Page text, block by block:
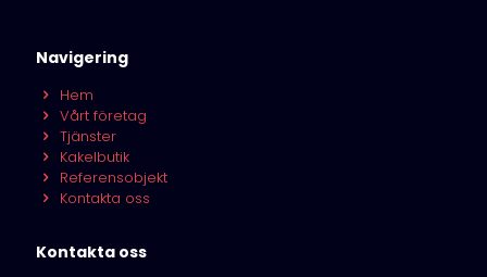
Navigering
Hem
Vårt företag
Tjänster
Kakelbutik
Referensobjekt
Kontakta oss
Kontakta oss